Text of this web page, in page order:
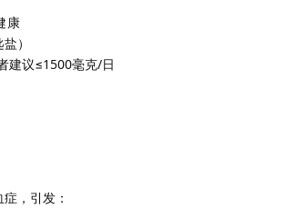
康
）
建议≤1500毫克/日
，引发：